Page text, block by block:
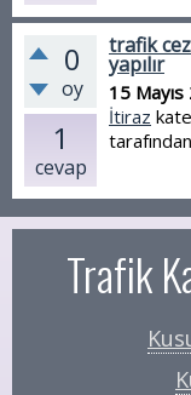
0
oy
1
cevap
trafik
yapılır
15
İtiraz
tarafından
Trafik